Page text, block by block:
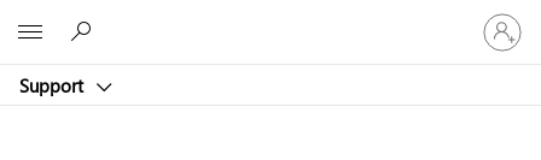
Support
Logga
in
på
konto